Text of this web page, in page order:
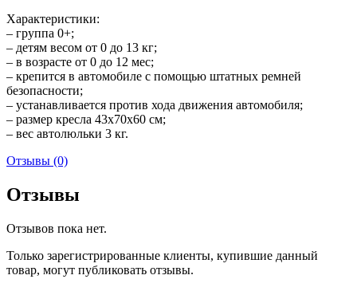
Характеристики:
– группа 0+;
– детям весом от 0 до 13 кг;
– в возрасте от 0 до 12 мес;
– крепится в автомобиле с помощью штатных ремней
безопасности;
– устанавливается против хода движения автомобиля;
– размер кресла 43х70х60 см;
– вес автолюльки 3 кг.
Отзывы (0)
Отзывы
Отзывов пока нет.
Только зарегистрированные клиенты, купившие данный
товар, могут публиковать отзывы.